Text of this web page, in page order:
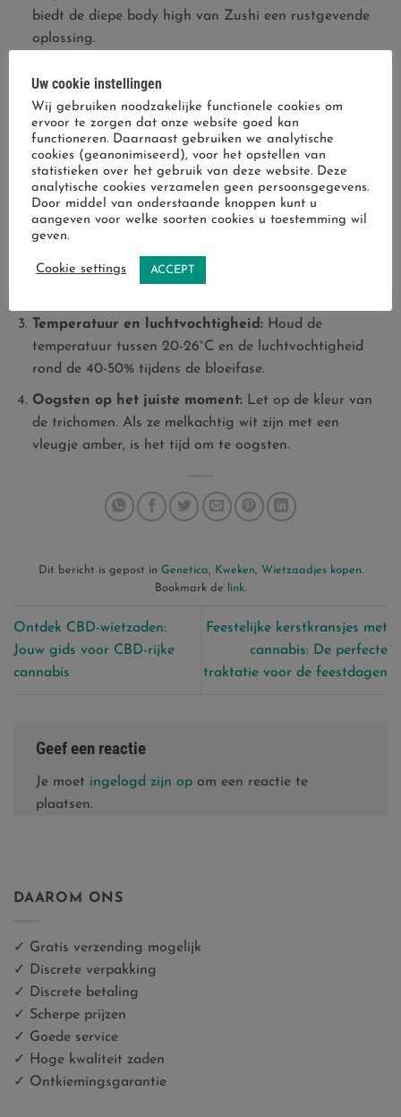
biedt de diepe body high van Zushi een rustgevende
oplossing.
Tips voor het Kweken van Zushi
Om het beste uit je Zushi-planten te halen, zijn hier
enkele praktische tips:
Licht en voeding:Zorg voor voldoende licht en
gebruik hoogwaardige voeding om de groei en bloei te
stimuleren.
topping en LST (Low-Stress Training) om de opbrengst
Temperatuur en luchtvochtigheid:Houd de
temperatuur tussen 20-26°C en de luchtvochtigheid
rond de 40-50% tijdens de bloeifase.
Oogsten op het juiste moment:Let op de kleur van
de trichomen. Als ze melkachtig wit zijn met een
vleugje amber, is het tijd om te oogsten.
Dit bericht is gepost in Genetica, Kweken, Wietzaadjes kopen.
Bookmark de
link.
Ontdek CBD-wietzaden:
Jouw gids voor CBD-rijke
cannabis
Feestelijke kerstkransjes met
cannabis: De perfecte
traktatie voor de feestdagen
Geef een reactie
Je moet ingelogd zijn op om een reactie te
plaatsen.
DAAROM ONS
✓ Gratis verzending mogelijk
✓ Discrete verpakking
✓ Discrete betaling
✓ Scherpe prijzen
✓ Goede service
✓ Hoge kwaliteit zaden
✓ Ontkiemingsgarantie
Uw cookie instellingen
Wij gebruiken noodzakelijke functionele cookies om
ervoor te zorgen dat onze website goed kan
functioneren. Daarnaast gebruiken we analytische
cookies (geanonimiseerd), voor het opstellen van
statistieken over het gebruik van deze website. Deze
analytische cookies verzamelen geen persoonsgegevens.
Door middel van onderstaande knoppen kunt u
aangeven voor welke soorten cookies u toestemming wil
geven.
Cookie settings ACCEPT